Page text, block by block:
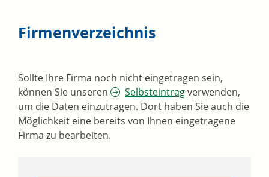
Firmenverzeichnis
Sollte Ihre Firma noch nicht eingetragen sein,
können Sie unseren
Selbsteintragverwenden,
um die Daten einzutragen. Dort haben Sie auch die
Möglichkeit eine bereits von Ihnen eingetragene
Firma zu bearbeiten.